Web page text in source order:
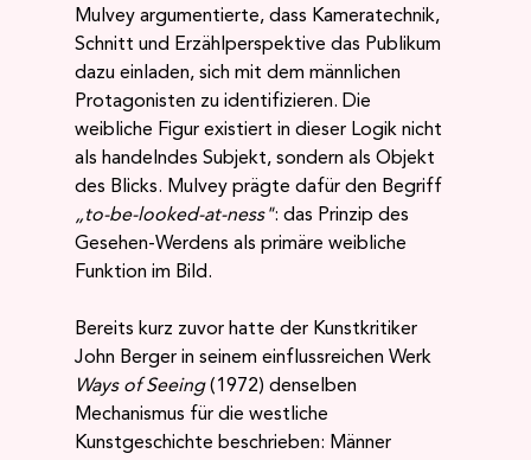
Mulvey argumentierte, dass Kameratechnik,
Schnitt und Erzählperspektive das Publikum
dazu einladen, sich mit dem männlichen
Protagonisten zu identifizieren. Die
weibliche Figur existiert in dieser Logik nicht
als handelndes Subjekt, sondern als Objekt
des Blicks. Mulvey prägte dafür den Begriff
„to-be-looked-at-ness": das Prinzip des
Gesehen-Werdens als primäre weibliche
Funktion im Bild.
Bereits kurz zuvor hatte der Kunstkritiker
John Berger in seinem einflussreichen Werk
Ways of Seeing (1972) denselben
Mechanismus für die westliche
Kunstgeschichte beschrieben: Männer